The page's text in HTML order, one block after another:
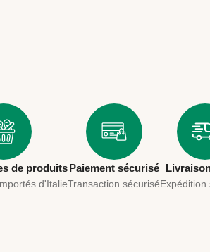
de produits
d'Italie
Paiement sécurisé
Transaction sécuriséExpédition